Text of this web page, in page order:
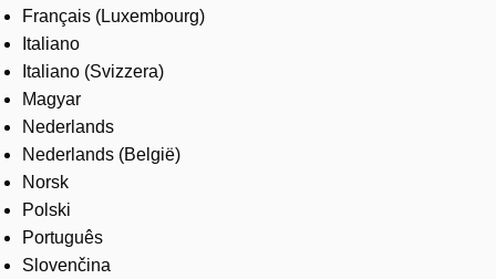
Français (Luxembourg)
Italiano
Italiano (Svizzera)
Magyar
Nederlands
Nederlands (België)
Norsk
Polski
Português
Slovenčina